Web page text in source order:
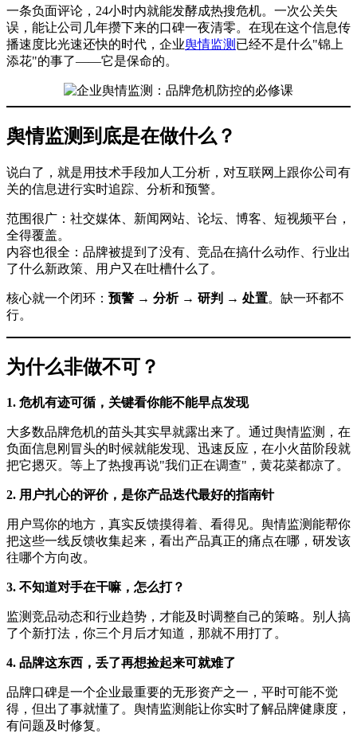
一条负面评论，24小时内就能发酵成热搜危机。一次公关失
误，能让公司几年攒下来的口碑一夜清零。在现在这个信息传
播速度比光速还快的时代，企业舆情监测 已经不是什么"锦上
添花"的事了——它是保命的。
舆情监测到底是在做什么？
说白了，就是用技术手段加人工分析，对互联网上跟你公司有
关的信息进行实时追踪、分析和预警。
范围很广：社交媒体、新闻网站、论坛、博客、短视频平台，
全得覆盖。
内容也很全：品牌被提到了没有、竞品在搞什么动作、行业出
了什么新政策、用户又在吐槽什么了。
核心就一个闭环： 预警 → 分析 → 研判 → 处置。缺一环都不
行。
为什么非做不可？
1. 危机有迹可循，关键看你能不能早点发现
大多数品牌危机的苗头其实早就露出来了。通过舆情监测，在
负面信息刚冒头的时候就能发现、迅速反应，在小火苗阶段就
把它摁灭。等上了热搜再说"我们正在调查"，黄花菜都凉了。
2. 用户扎心的评价，是你产品迭代最好的指南针
用户骂你的地方，真实反馈摸得着、看得见。舆情监测能帮你
把这些一线反馈收集起来，看出产品真正的痛点在哪，研发该
往哪个方向改。
3. 不知道对手在干嘛，怎么打？
监测竞品动态和行业趋势，才能及时调整自己的策略。别人搞
了个新打法，你三个月后才知道，那就不用打了。
4. 品牌这东西，丢了再想捡起来可就难了
品牌口碑是一个企业最重要的无形资产之一，平时可能不觉
得，但出了事就懂了。舆情监测能让你实时了解品牌健康度，
有问题及时修复。